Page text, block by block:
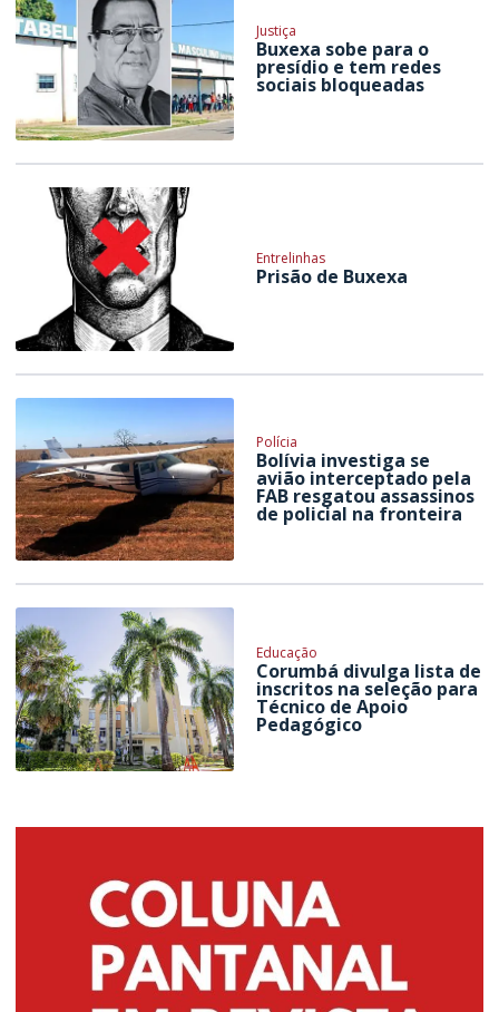
Justiça
Buxexa sobe para o
presídio e tem redes
sociais bloqueadas
Entrelinhas
Prisão de Buxexa
Polícia
Bolívia investiga se
avião interceptado pela
FAB resgatou assassinos
de policial na fronteira
Educação
Corumbá divulga lista de
inscritos na seleção para
Técnico de Apoio
Pedagógico